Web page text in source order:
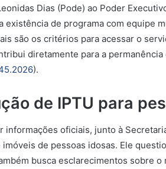
Dias (Pode) ao Poder
existência de programa com equipe
são os critérios para acessar o
diretamente para a
).
de IPTU para
oficiais, junto à
de pessoas idosas. Ele
busca esclarecimentos sobre